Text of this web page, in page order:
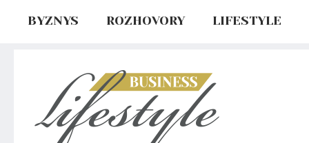
BYZNYS ROZHOVORY LIFESTYLE